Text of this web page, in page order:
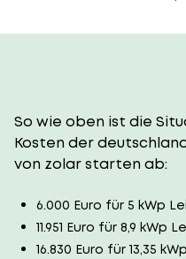
So wie oben ist die
Kosten der
von zolar starten ab:
6.000 Euro für 5 kWp
11.951 Euro für 8,9 kWp
16.830 Euro für 13,35